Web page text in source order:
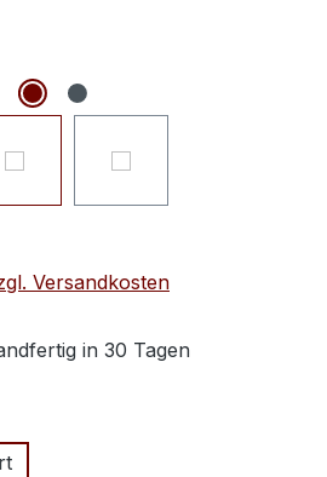
Versandkosten
in 30 Tagen